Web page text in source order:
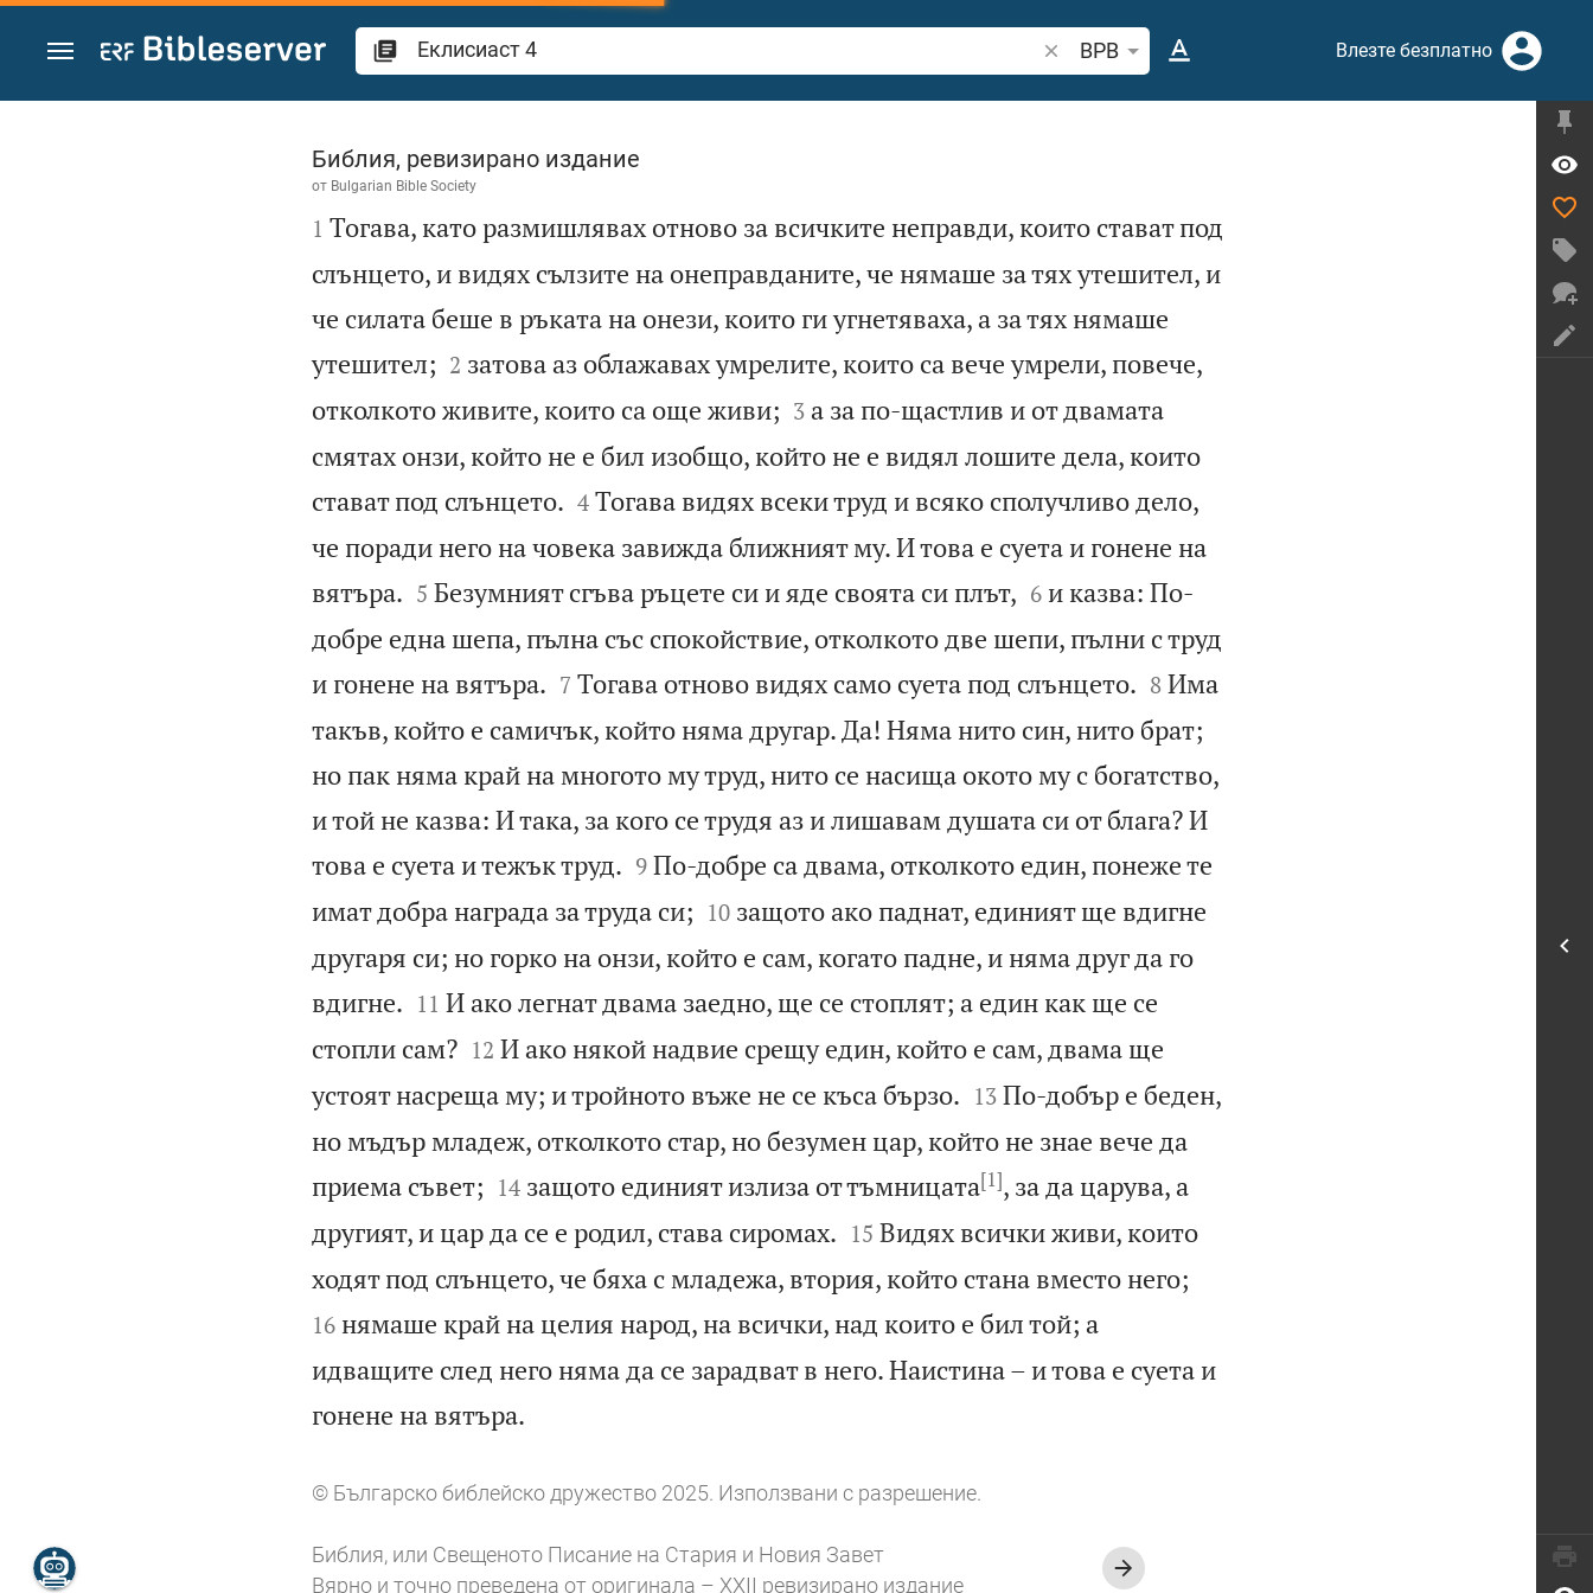
Преминете към съдържанието
Търсете стих или дума в Библията
BPB Влезте безплатно
Еклисиаст 4
Библия, ревизирано издание
от Bulgarian Bible Society

1 Тогава, като размишлявах отново за всичките неправди, които стават под
слънцето, и видях сълзите на онеправданите, че нямаше за тях утешител, и
че силата беше в ръката на онези, които ги угнетяваха, а за тях нямаше
утешител;
2 затова аз облажавах умрелите, които са вече умрели, повече,
отколкото живите, които са още живи;
3 а за по-щастлив и от двамата
смятах онзи, който не е бил изобщо, който не е видял лошите дела, които
стават под слънцето.
4 Тогава видях всеки труд и всяко сполучливо дело,
че поради него на човека завижда ближният му. И това е суета и гонене на
вятъра.
5 Безумният сгъва ръцете си и яде своята си плът,
6 и казва: По-
добре една шепа, пълна със спокойствие, отколкото две шепи, пълни с труд
и гонене на вятъра.
7 Тогава отново видях само суета под слънцето.
8 Има
такъв, който е самичък, който няма другар. Да! Няма нито син, нито брат;
но пак няма край на многото му труд, нито се насища окото му с богатство,
и той не казва: И така, за кого се трудя аз и лишавам душата си от блага? И
това е суета и тежък труд.
9 По-добре са двама, отколкото един, понеже те
имат добра награда за труда си;
10 защото ако паднат, единият ще вдигне
другаря си; но горко на онзи, който е сам, когато падне, и няма друг да го
вдигне.
11 И ако легнат двама заедно, ще се стоплят; а един как ще се
стопли сам?
12 И ако някой надвие срещу един, който е сам, двама ще
устоят насреща му; и тройното въже не се къса бързо.
13 По-добър е беден,
но мъдър младеж, отколкото стар, но безумен цар, който не знае вече да
приема съвет;
14 защото единият излиза от тъмницата[1], за да царува, а
другият, и цар да се е родил, става сиромах.
15 Видях всички живи, които
ходят под слънцето, че бяха с младежа, втория, който стана вместо него;
16 нямаше край на целия народ, на всички, над които е бил той; а
идващите след него няма да се зарадват в него. Наистина – и това е суета и
гонене на вятъра.
© Българско библейско дружество 2025. Използвани с разрешение.
Библия, или Свещеното Писание на Стария и Новия Завет
Вярно и точно преведена от оригинала – XXII ревизирано издание